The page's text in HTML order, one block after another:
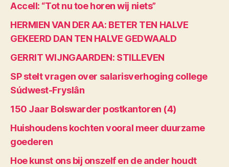
Accell: “Tot nu toe horen wij niets”
HERMIEN VAN DER AA: BETER TEN HALVE
GEKEERD DAN TEN HALVE GEDWAALD
GERRIT WIJNGAARDEN: STILLEVEN
SP stelt vragen over salarisverhoging college
Súdwest-Fryslân
150 Jaar Bolswarder postkantoren (4)
Huishoudens kochten vooral meer duurzame
goederen
Hoe kunst ons bij onszelf en de ander houdt